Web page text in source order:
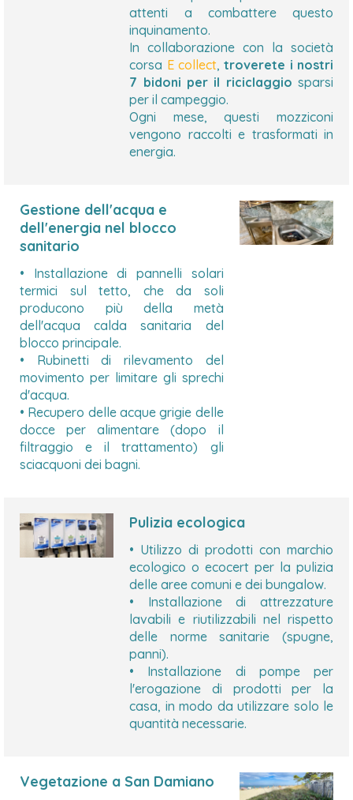
attenti a combattere questo
inquinamento.
In collaborazione con la società
corsa E collect, troverete i nostri
7 bidoni per il riciclaggio sparsi
per il campeggio.
Ogni mese, questi mozziconi
vengono raccolti e trasformati in
energia.
Gestione dell'acqua e
dell'energia nel blocco
sanitario
• Installazione di pannelli solari
termici sul tetto, che da soli
producono più della metà
dell'acqua calda sanitaria del
blocco principale.
• Rubinetti di rilevamento del
movimento per limitare gli sprechi
d'acqua.
• Recupero delle acque grigie delle
docce per alimentare (dopo il
filtraggio e il trattamento) gli
sciacquoni dei bagni.
Pulizia ecologica
• Utilizzo di prodotti con marchio
ecologico o ecocert per la pulizia
delle aree comuni e dei bungalow.
• Installazione di attrezzature
lavabili e riutilizzabili nel rispetto
delle norme sanitarie (spugne,
panni).
• Installazione di pompe per
l'erogazione di prodotti per la
casa, in modo da utilizzare solo le
quantità necessarie.
Vegetazione a San Damiano